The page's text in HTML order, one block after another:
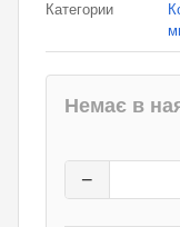
Категории
Немає в
−